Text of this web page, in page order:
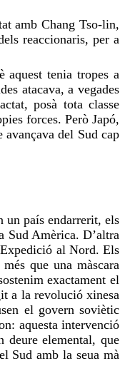
amb Chang Tso-lin,
reaccionaris, per a
aquest tenia tropes a
atacava, a vegades
posà tota classe
forces. Però Japó,
del Sud cap
un país endarrerit, els
Sud Amèrica. D’altra
al Nord. Els
que una màscara
exactament el
a la revolució xinesa
el govern soviètic
aquesta intervenció
elemental, que
Sud amb la seua mà